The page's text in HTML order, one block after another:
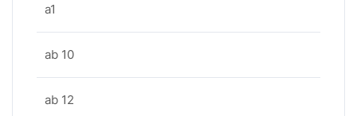
a1
ab 10
ab 12